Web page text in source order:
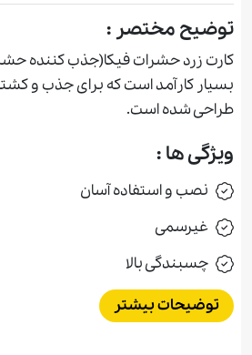
توضیح مختصر :
کارت زرد حشرات فیکا(جذب كننده
بسیار کارآمد است که برای جذب و
طراحی شده است.
ویژگی ها :
نصب و استفاده آسان
غيرسمی
چسبندگی بالا
توضیحات بیشتر